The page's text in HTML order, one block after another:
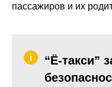
пассажиров и их
“Ё-такси”